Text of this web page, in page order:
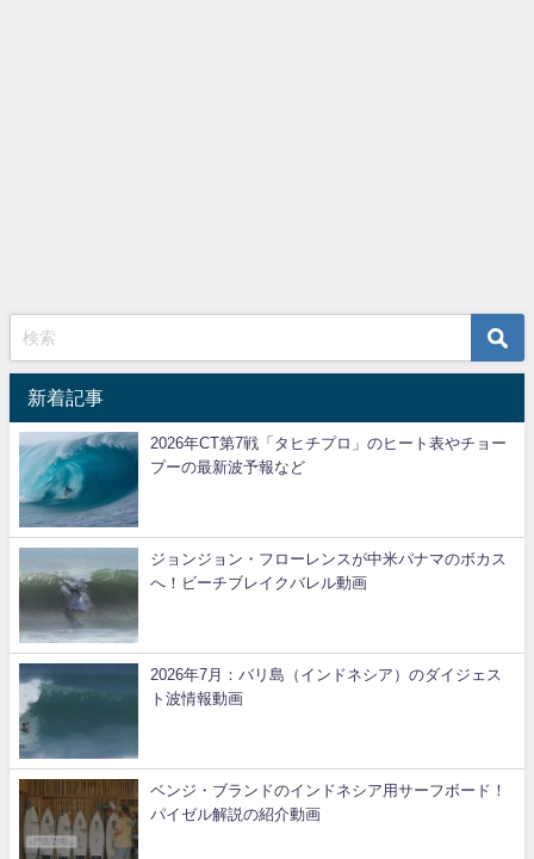
新着記事
2026年CT第7戦「タヒチプロ」のヒート表やチョー
プーの最新波予報など
ジョンジョン・フローレンスが中米パナマのボカス
へ！ビーチブレイクバレル動画
2026年7月：バリ島（インドネシア）のダイジェス
ト波情報動画
ベンジ・ブランドのインドネシア用サーフボード！
パイゼル解説の紹介動画